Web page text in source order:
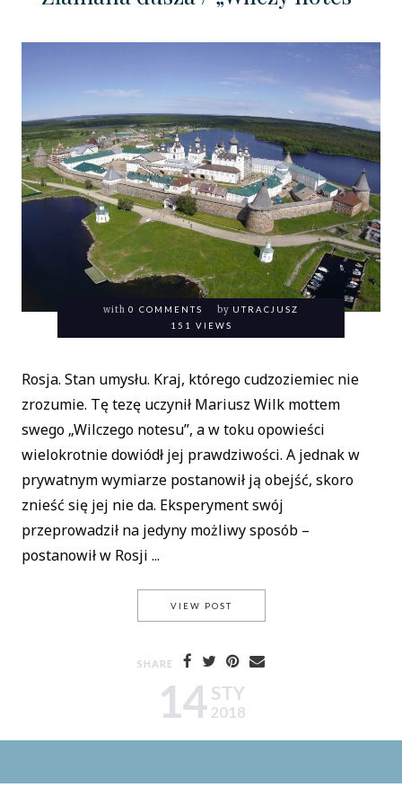
with 0 COMMENTS by UTRACJUSZ
151 VIEWS
Rosja. Stan umysłu. Kraj, którego cudzoziemiec nie
zrozumie. Tę tezę uczynił Mariusz Wilk mottem
swego „Wilczego notesu”, a w toku opowieści
wielokrotnie dowiódł jej prawdziwości. A jednak w
prywatnym wymiarze postanowił ją obejść, skoro
znieść się jej nie da. Eksperyment swój
przeprowadził na jedyny możliwy sposób –
postanowił w Rosji ...
14 STY
2018
VIEW POSTZŁAMANA DUSZA / „WILCZY
SHARE